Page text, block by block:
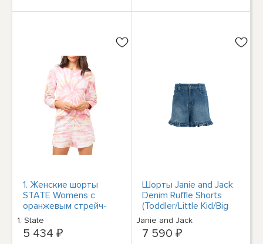
1. Женские шорты
STATE Womens с
оранжевым стрейч-
галстуком и рюшами
Tie Dye Shorts L
1. State
5 434 ₽
Шорты Janie and Jack
Denim Ruffle Shorts
(Toddler/Little Kid/Big
Kid)
Janie and Jack
7 590 ₽